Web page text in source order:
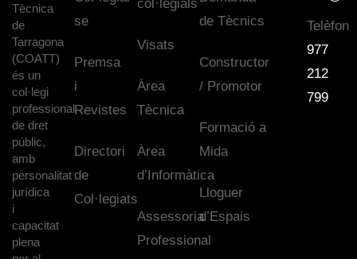
Tècnica
de
Tarragona
(COATT)
és un
col·legi
professional
de dret
públic,
amb
personalitat
jurídica
i
capacitat
plena
se
Premsa
i
Revistes
Directori
de
Col·legiats
col·legials
Visats
Àrea
Tècnica
Àrea
d’Informàtica
Assessoria
Professional
de Tècnics
Constructor
/ Promotor
Formació a
Mida
Lloguer
d’Espais
Telèfon
977
212
799